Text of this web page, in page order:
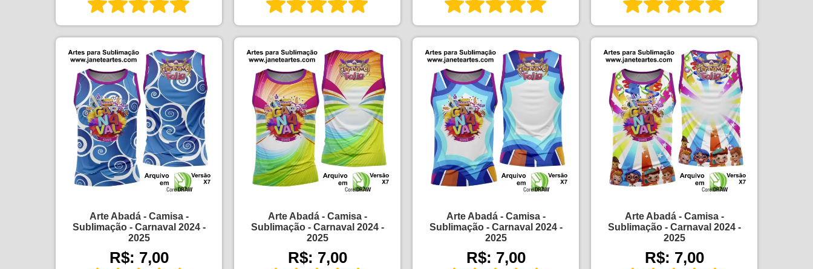
Arte Abadá - Camisa -
Sublimação - Carnaval 2024 -
2025
R$: 7,00
Arte Abadá - Camisa -
Sublimação - Carnaval 2024 -
2025
R$: 7,00
Arte Abadá - Camisa -
Sublimação - Carnaval 2024 -
2025
R$: 7,00
Arte Abadá - Camisa -
Sublimação - Carnaval 2024 -
2025
R$: 7,00